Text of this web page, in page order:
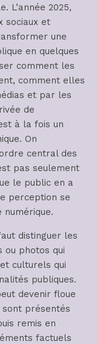
L’année 2025,
sociaux et
une
en quelques
comment les
comment elles
et par les
de
à la fois un
On
central des
pas seulement
le public en a
perception se
numérique.
distinguer les
ou photos qui
culturels qui
publiques.
devenir floue
présentés
remis en
factuels